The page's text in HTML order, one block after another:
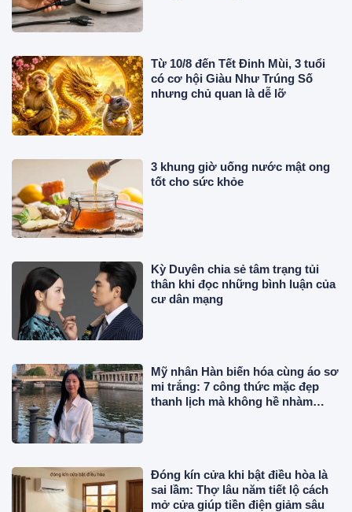
Từ 10/8 đến Tết Đinh Mùi, 3 tuổi
có cơ hội Giàu Như Trúng Số
nhưng chủ quan là dễ lỡ
3 khung giờ uống nước mật ong
tốt cho sức khỏe
Kỳ Duyên chia sẻ tâm trạng tủi
thân khi đọc những bình luận của
cư dân mạng
Mỹ nhân Hàn biến hóa cùng áo sơ
mi trắng: 7 công thức mặc đẹp
thanh lịch mà không hề nhàm
Đóng kín cửa khi bật điều hòa là
sai lầm: Thợ lâu năm tiết lộ cách
mở cửa giúp tiền điện giảm sâu